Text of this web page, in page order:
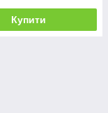
Купити